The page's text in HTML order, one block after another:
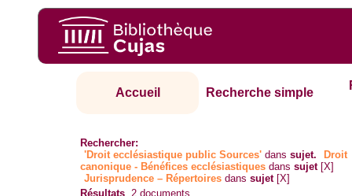
Accueil Recherche simple
Rechercher:
'Droit ecclésiastique public Sources' danssujet.
Droit
canonique - Bénéfices ecclésiastiques danssujet [X]
Jurisprudence – Répertoires danssujet [X]
Résultats 2 documents